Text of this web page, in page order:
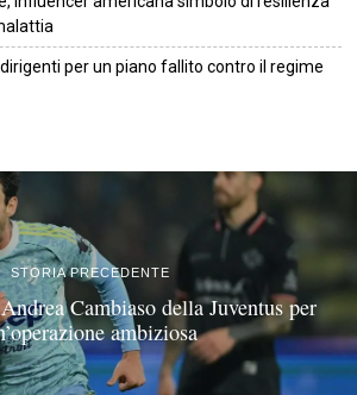
per un piano fallito contro il regime
STORIA PRECEDENTE
Cambiaso della Juventus per
ambiziosa